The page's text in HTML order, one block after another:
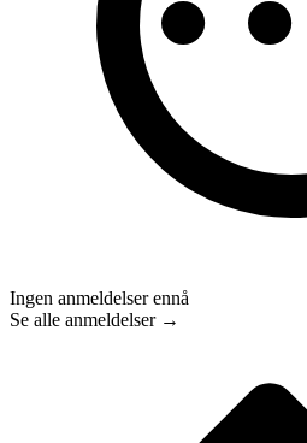
Ingen anmeldelser ennå
Se alle anmeldelser →